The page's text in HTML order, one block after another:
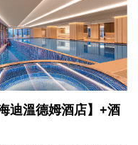
迪溫德姆酒店】+酒